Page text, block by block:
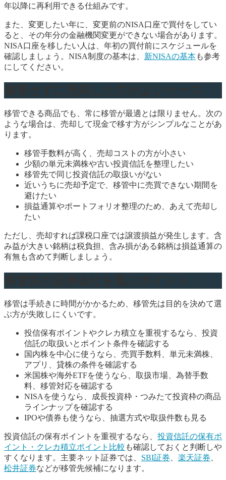
年以降に再利用できる仕組みです。
また、変更したい年に、変更前のNISA口座で買付をしてい
ると、その年分の金融機関変更ができない場合があります。
NISA口座を移したい人は、年初の買付前にスケジュールを
確認しましょう。NISA制度の基本は、 新NISAの基本も参考
にしてください。
移管できる商品でも、常に移管が最適とは限りません。次の
ような場合は、売却して現金で移す方がシンプルなことがあ
ります。
移管手数料が高く、売却コストの方が小さい
少額の単元未満株や古い投資信託を整理したい
移管先で同じ投資信託の取扱いがない
近いうちに売却予定で、移管中に売買できない期間を
避けたい
損益通算やポートフォリオ整理のため、あえて売却し
たい
ただし、売却すれば課税口座では譲渡損益が発生します。含
み益が大きい銘柄は税負担、含み損がある銘柄は損益通算の
有無も含めて判断しましょう。
移管は手続きに時間がかかるため、移管先は目的を決めて選
ぶ方が失敗しにくいです。
投信保有ポイントやクレカ積立を重視するなら、投資
信託の取扱いとポイント条件を確認する
国内株を中心に使うなら、売買手数料、単元未満株、
アプリ、貸株の条件を確認する
米国株や海外ETFを使うなら、取扱市場、為替手数
料、移管対応を確認する
NISAを使うなら、成長投資枠・つみたて投資枠の商品
ラインナップを確認する
IPOや債券も使うなら、抽選方式や取扱件数も見る
投資信託の保有ポイントを重視するなら、 投資信託の保有ポ
イント・クレカ積立ポイント比較 も確認しておくと判断しや
すくなります。主要ネット証券では、 SBI証券 楽天証券
松井証券などが移管先候補になります。